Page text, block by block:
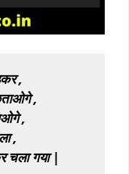
,
,
,
,
चला गया |